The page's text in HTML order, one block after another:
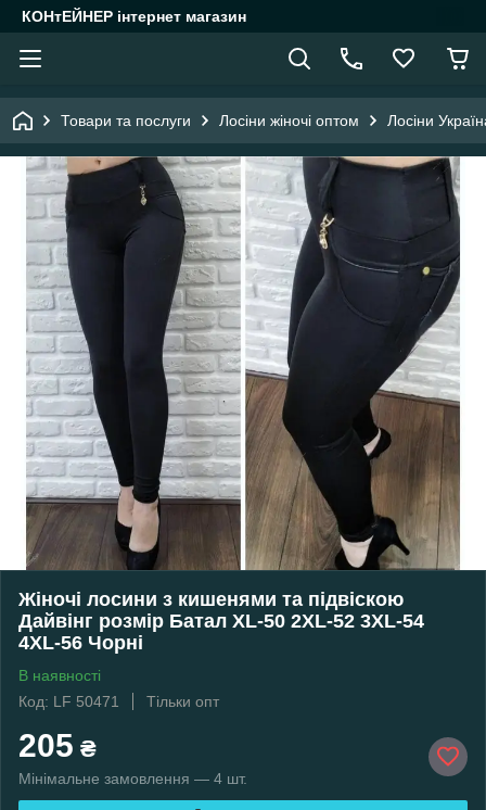
КОНтЕЙНЕР інтернет магазин
Товари та послуги Лосіни жіночі оптом Лосіни
Жіночі лосини з кишенями та підвіскою
Дайвінг розмір Батал XL-50 2XL-52 3XL-54
4XL-56 Чорні
В наявності
Код: LF 50471
Тільки опт
205 ₴
Мінімальне замовлення — 4 шт.